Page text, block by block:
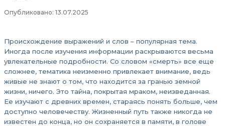
Опубликовано: 13.07.2025
Происхождение выражений и слов – популярная тема.
Иногда после изучения информации раскрываются весьма
увлекательные подробности. Со словом «смерть» все еще
сложнее, тематика неизменно привлекает внимание, ведь
живые не знают о том, что находится за гранью земной
жизни, ничего. Это тайна, покрытая мраком, неизведанная.
Ее изучают с древних времен, стараясь понять больше, чем
доступно человечеству. Жизненный путь также никогда не
известен до конца, но он сохраняется в памяти, в голове